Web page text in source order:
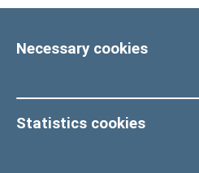
Necessary cookies
Statistics cookies